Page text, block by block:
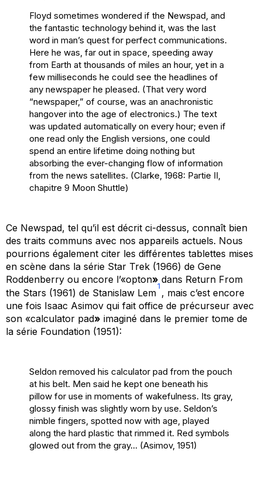
Floyd sometimes wondered if the Newspad, and
the fantastic technology behind it, was the last
word in man’s quest for perfect communications.
Here he was, far out in space, speeding away
from Earth at thousands of miles an hour, yet in a
few milliseconds he could see the headlines of
any newspaper he pleased. (That very word
“newspaper,” of course, was an anachronistic
hangover into the age of electronics.) The text
was updated automatically on every hour; even if
one read only the English versions, one could
spend an entire lifetime doing nothing but
absorbing the ever-changing flow of information
from the news satellites. (Clarke, 1968: Partie II,
chapitre 9 Moon Shuttle)
Ce Newspad, tel qu’il est décrit ci-dessus, connaît bien
des traits communs avec nos appareils actuels. Nous
pourrions également citer les différentes tablettes mises
en scène dans la série Star Trek (1966) de Gene
Roddenberry ou encore l’«opton» dans Return From
the Stars (1961) de Stanislaw Lem
1
, mais c’est encore
une fois Isaac Asimov qui fait office de précurseur avec
son «calculator pad» imaginé dans le premier tome de
la série Foundation (1951):
Seldon removed his calculator pad from the pouch
at his belt. Men said he kept one beneath his
pillow for use in moments of wakefulness. Its gray,
glossy finish was slightly worn by use. Seldon’s
nimble fingers, spotted now with age, played
along the hard plastic that rimmed it. Red symbols
glowed out from the gray… (Asimov, 1951)